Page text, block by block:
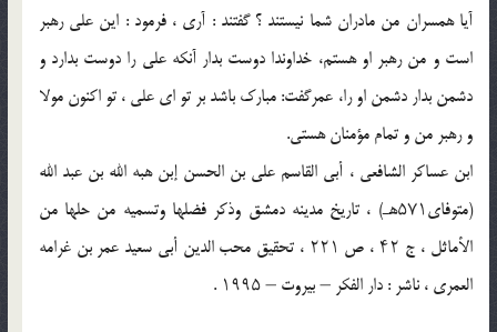
آیا همسران من مادران شما نیستند ؟ گفتند : آری ، فرمود : این علی رهبر
است و من رهبر او هستم، خداوندا دوست بدار آنکه علی را دوست بدارد و
دشمن بدار دشمن او را، عمرگفت: مبارک باشد بر تو ای علی ، تو اکنون مولا
و رهبر من و تمام مؤمنان هستی.
ابن عساکر الشافعی ، أبی القاسم علی بن الحسن إبن هبه الله بن عبد الله
(متوفای۵۷۱هـ) ،‌ تاریخ مدینه دمشق وذکر فضلها وتسمیه من حلها من
الأماثل ، ج ۴۲ ، ص ۲۲۱ ، تحقیق محب الدین أبی سعید عمر بن غرامه
العمری ، ناشر : دار الفکر – بیروت – ۱۹۹۵ .